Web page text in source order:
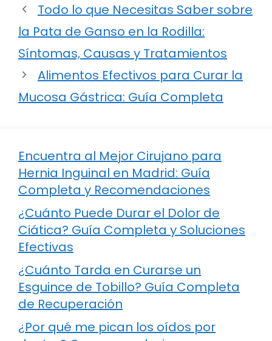
Todo lo que Necesitas Saber sobre
la Pata de Ganso en la Rodilla:
Síntomas, Causas y Tratamientos
Alimentos Efectivos para Curar la
Mucosa Gástrica: Guía Completa
Encuentra al Mejor Cirujano para
Hernia Inguinal en Madrid: Guía
Completa y Recomendaciones
¿Cuánto Puede Durar el Dolor de
Ciática? Guía Completa y Soluciones
Efectivas
¿Cuánto Tarda en Curarse un
Esguince de Tobillo? Guía Completa
de Recuperación
¿Por qué me pican los oídos por